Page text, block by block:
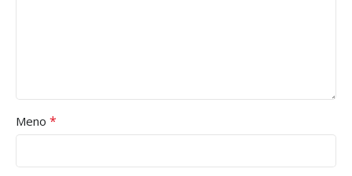
Meno *